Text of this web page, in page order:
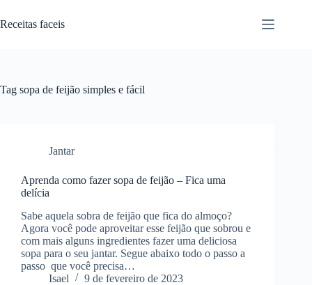
para
o
Receitas faceis
Tag sopa de feijão simples e fácil
Jantar
Aprenda como fazer sopa de feijão – Fica uma
delícia
Sabe aquela sobra de feijão que fica do almoço?
Agora você pode aproveitar esse feijão que sobrou e
com mais alguns ingredientes fazer uma deliciosa
sopa para o seu jantar. Segue abaixo todo o passo a
passo que você precisa…
Isael
9 de fevereiro de 2023